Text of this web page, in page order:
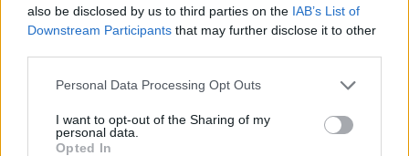
also be disclosed by us to third parties on the IAB’s List of
Downstream Participants that may further disclose it to other
Personal Data Processing Opt Outs
I want to opt-out of the Sharing of my
personal data.
Opted In
Εκκλησία τιμά τον άγιο και ένδοξο ιερομάρτυρα Σεραφείμ
αρχιεπίσκοπο Φαναρίου και Νεοχωρίου, στο Φανάρι